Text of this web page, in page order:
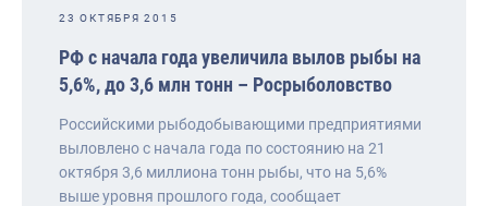
23 ОКТЯБРЯ 2015
РФ с начала года увеличила вылов рыбы на
5,6%, до 3,6 млн тонн – Росрыболовство
Российскими рыбодобывающими предприятиями
выловлено с начала года по состоянию на 21
октября 3,6 миллиона тонн рыбы, что на 5,6%
выше уровня прошлого года, сообщает